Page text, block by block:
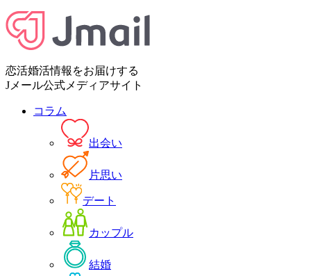
恋活婚活情報をお届けする
Jメール公式メディアサイト
コラム
出会い
片思い
デート
カップル
結婚